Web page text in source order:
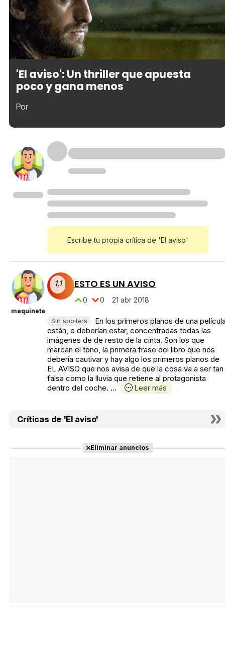
'El aviso': Un thriller que apuesta
poco y gana menos
Por
Escribe tu propia crítica de 'El aviso'
maquineta
1,1 ESTO ES UN AVISO
0 0 21 abr 2018
Sin spoilers
En los primeros planos de una
están, o deberían estar, concentradas todas las
imágenes de de resto de la cinta. Son los que
marcan el tono, la primera frase del libro que nos
debería cautivar y hay algo los primeros planos de
EL AVISO que nos avisa de que la cosa va a ser tan
falsa como la lluvia que retiene al protagonista
dentro del coche. ...
Leer más
Críticas de 'El aviso'
Eliminar anuncios